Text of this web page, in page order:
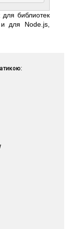
библиотек
для Node.js,